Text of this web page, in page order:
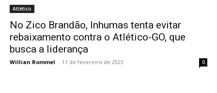
Atlético
No Zico Brandão, Inhumas tenta evitar
rebaixamento contra o Atlético-GO, que
busca a liderança
Willian Rommel - 11 de fevereiro de 2023 0